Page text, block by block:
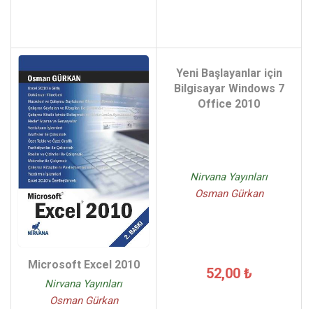
Microsoft Excel 2010
Nirvana Yayınları
Osman Gürkan
Yeni Başlayanlar için
Bilgisayar Windows 7
Office 2010
Nirvana Yayınları
Osman Gürkan
52,00 ₺